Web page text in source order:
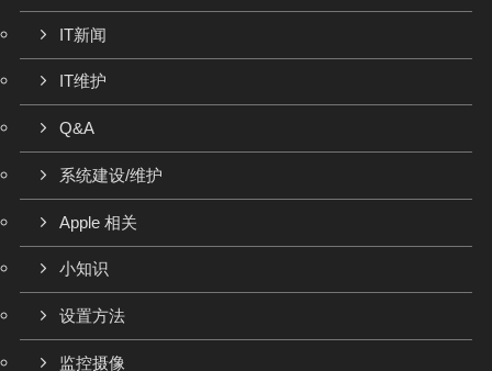
IT新闻
IT维护
Q&A
系统建设/维护
Apple 相关
小知识
设置方法
监控摄像